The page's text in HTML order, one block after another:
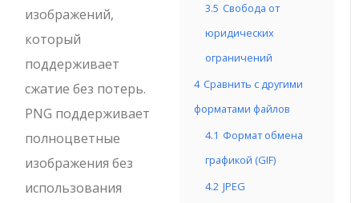
3.5 Свобода от
юридических
ограничений
4 Сравнить с другими
форматами файлов
4.1 Формат обмена
графикой (GIF)
4.2 JPEG
изображений,
который
поддерживает
сжатие без потерь.
PNG поддерживает
полноцветные
изображения без
использования